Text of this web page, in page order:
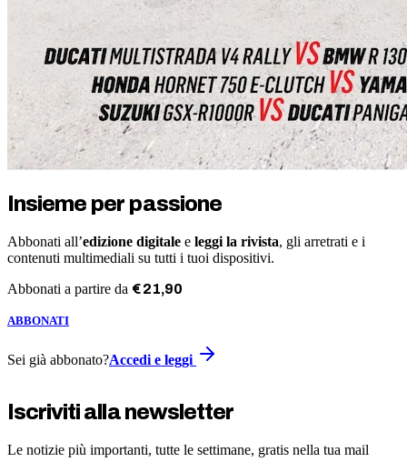
Insieme per passione
Abbonati all’edizione digitale e leggi la rivista, gli arretrati e i
contenuti multimediali su tutti i tuoi dispositivi.
Abbonati a partire da €21,90
ABBONATI
Sei già abbonato?Accedi e leggi
Iscriviti alla newsletter
Le notizie più importanti, tutte le settimane, gratis nella tua mail